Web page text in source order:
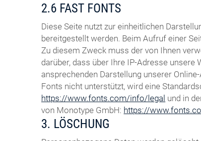
2.6 FAST FONTS
Diese Seite nutzt zur einheitlichen
bereitgestellt werden. Beim Aufruf einer
Zu diesem Zweck muss der von Ihnen
darüber, dass über Ihre IP-Adresse
ansprechenden Darstellung unserer
Fonts nicht unterstützt, wird eine
https://www.fonts.com/info/legal und in
von Monotype GmbH: https://
3. LÖSCHUNG